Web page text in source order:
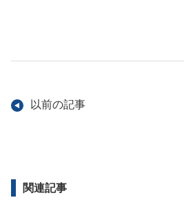
以前の記事
関連記事